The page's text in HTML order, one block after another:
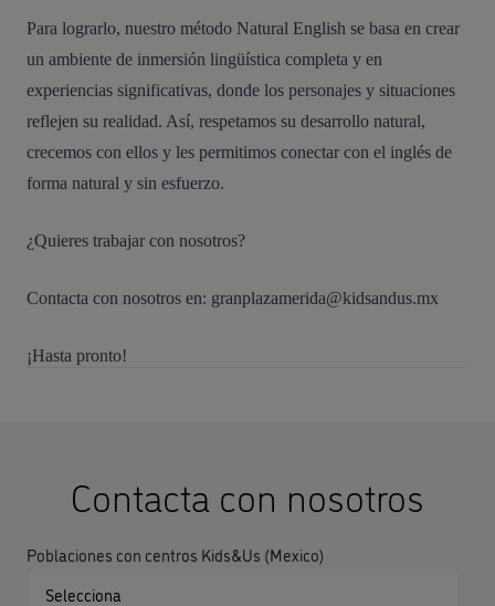
Para lograrlo, nuestro método Natural English se basa en crear
un ambiente de inmersión lingüística completa y en
experiencias significativas, donde los personajes y situaciones
reflejen su realidad. Así, respetamos su desarrollo natural,
crecemos con ellos y les permitimos conectar con el inglés de
forma natural y sin esfuerzo.
¿Quieres trabajar con nosotros?
Contacta con nosotros en: granplazamerida@kidsandus.mx
¡Hasta pronto!
Contacta con nosotros
Poblaciones con centros Kids&Us (Mexico)